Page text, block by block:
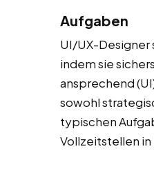
Aufgaben
UI/UX-Designer
indem sie
ansprechend
sowohl
typischen
Vollzeitstellen in